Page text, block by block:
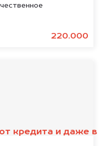
220.000
кредита и даже в